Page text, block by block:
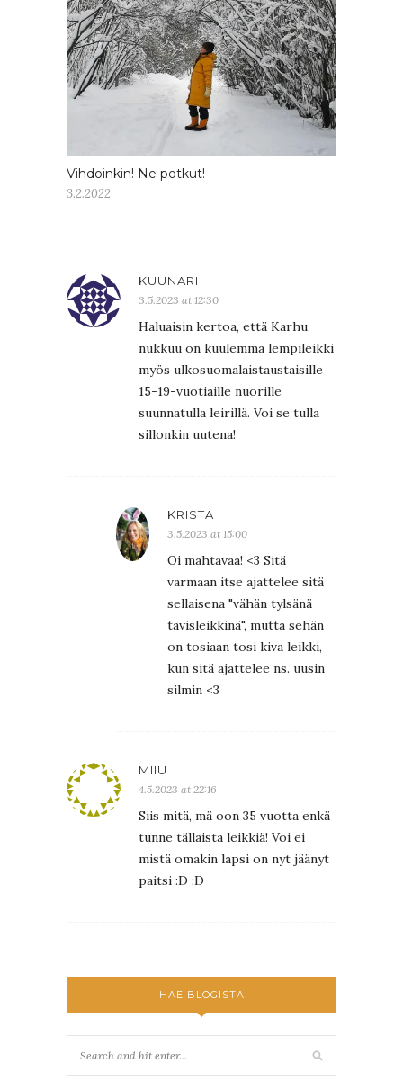
Vihdoinkin! Ne potkut!
3.2.2022
KUUNARI
3.5.2023 at 12:30
Haluaisin kertoa, että Karhu
nukkuu on kuulemma lempileikki
myös ulkosuomalaistaustaisille
15-19-vuotiaille nuorille
suunnatulla leirillä. Voi se tulla
sillonkin uutena!
KRISTA
3.5.2023 at 15:00
Oi mahtavaa! <3 Sitä
varmaan itse ajattelee sitä
sellaisena "vähän tylsänä
tavisleikkinä", mutta sehän
on tosiaan tosi kiva leikki,
kun sitä ajattelee ns. uusin
silmin <3
MIIU
4.5.2023 at 22:16
Siis mitä, mä oon 35 vuotta enkä
tunne tällaista leikkiä! Voi ei
mistä omakin lapsi on nyt jäänyt
paitsi :D :D
HAE BLOGISTA